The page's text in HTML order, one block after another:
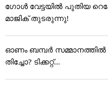
ഗോൾ വേട്ടയിൽ പുതിയ
മാജിക് തുടരുന്നു!
ഓണം ബമ്പര്‍ സമ്മാനത്തില്‍
തിച്ചോ? ടിക്കറ്റ്...